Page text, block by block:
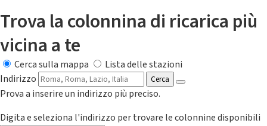
Trova la colonnina di ricarica più
vicina a te
Cerca sulla mappa
Lista delle stazioni
Indirizzo
Cerca
Prova a inserire un indirizzo più preciso.
Digita e seleziona l'indirizzo per trovare le colonnine disponibili